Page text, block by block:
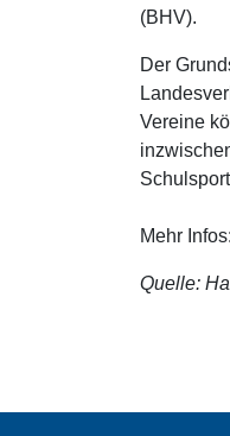
(BHV).
Der
Vereine
Mehr Infos:
Quelle: